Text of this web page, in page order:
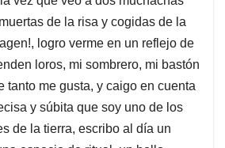
de la risa y cogidas de la
logro verme en un reflejo de
loros, mi sombrero, mi bastón
tanto me gusta, y caigo en cuenta
y súbita que soy uno de los
de la tierra, escribo al día un